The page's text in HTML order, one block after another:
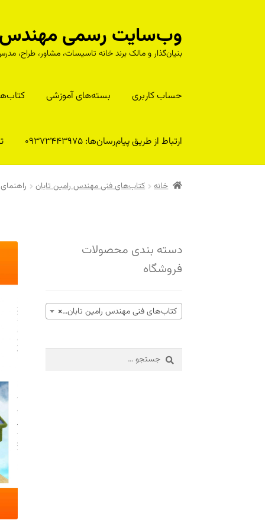
پرش
به
ناوبری
پرش
به
محتوا
وب‌سایت رسمی مهندس
بنیان‌گذار و مالک برند خانه تاسیسات، مشاور،
حساب کاربری بسته‌های آموزشی
ارتباط از طریق پیام‌رسان‌ها: 09373443975
خانه کتاب‌های فنی مهندس رامین تابان
دسته بندی محصولات
فروشگاه
× کتاب‌های فنی مهندس رامین تابان (16)
جستجو
برای: